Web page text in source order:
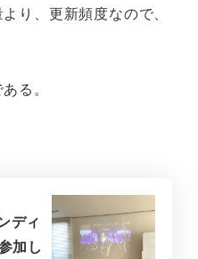
り、更新頻度なので、
る。
ディ
加し